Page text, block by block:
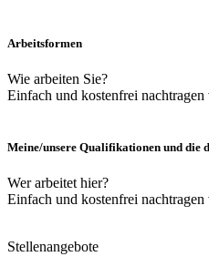
Arbeitsformen
Wie arbeiten Sie?
Einfach und kostenfrei nachtragen
Meine/unsere Qualifikationen und die
Wer arbeitet hier?
Einfach und kostenfrei nachtragen
Stellenangebote